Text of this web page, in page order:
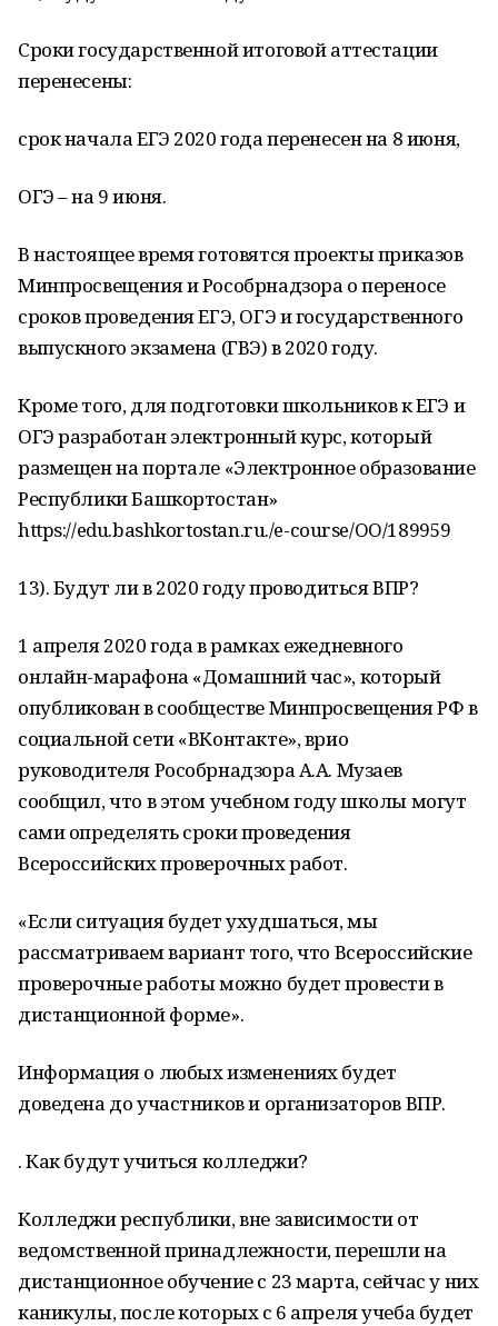
Сроки государственной итоговой аттестации
перенесены:
срок начала ЕГЭ 2020 года перенесен на 8 июня,
ОГЭ – на 9 июня.
В настоящее время готовятся проекты приказов
Минпросвещения и Рособрнадзора о переносе
сроков проведения ЕГЭ, ОГЭ и государственного
выпускного экзамена (ГВЭ) в 2020 году.
Кроме того, для подготовки школьников к ЕГЭ и
ОГЭ разработан электронный курс, который
размещен на портале «Электронное образование
Республики Башкортостан»
https://edu.bashkortostan.ru./e-course/OO/189959
13). Будут ли в 2020 году проводиться ВПР?
1 апреля 2020 года в рамках ежедневного
онлайн-марафона «Домашний час», который
опубликован в сообществе Минпросвещения РФ в
социальной сети «ВКонтакте», врио
руководителя Рособрнадзора А.А. Музаев
сообщил, что в этом учебном году школы могут
сами определять сроки проведения
Всероссийских проверочных работ.
«Если ситуация будет ухудшаться, мы
рассматриваем вариант того, что Всероссийские
проверочные работы можно будет провести в
дистанционной форме».
Информация о любых изменениях будет
доведена до участников и организаторов ВПР.
. Как будут учиться колледжи?
Колледжи республики, вне зависимости от
ведомственной принадлежности, перешли на
дистанционное обучение с 23 марта, сейчас у них
каникулы, после которых с 6 апреля учеба будет